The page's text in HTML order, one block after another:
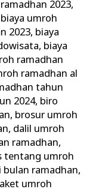
2023,
biaya umroh
2023, biaya
, biaya
ramadhan
ramadhan al
tahun
2024, biro
, brosur umroh
, dalil umroh
ramadhan,
tentang umroh
ramadhan,
umroh